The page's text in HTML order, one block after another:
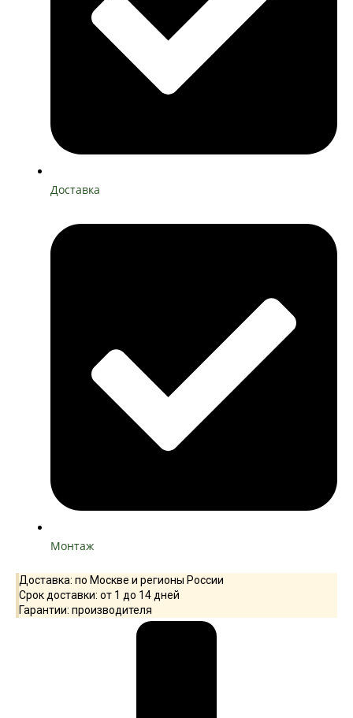
Доставка
Монтаж
Доставка: по Москве и регионы России
Срок доставки: от 1 до 14 дней
Гарантии: производителя